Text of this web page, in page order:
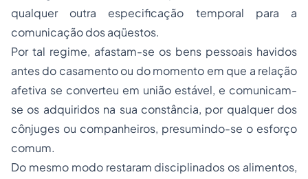
qualquer outra especificação temporal para a
comunicação dos aqüestos.
Por tal regime, afastam-se os bens pessoais havidos
antes do casamento ou do momento em que a relação
afetiva se converteu em união estável, e comunicam-
se os adquiridos na sua constância, por qualquer dos
cônjuges ou companheiros, presumindo-se o esforço
comum.
Do mesmo modo restaram disciplinados os alimentos,